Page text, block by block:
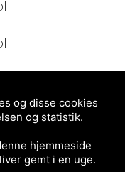
MOES TUT
og disse cookies
og statistik.
hjemmeside
gemt i en uge.